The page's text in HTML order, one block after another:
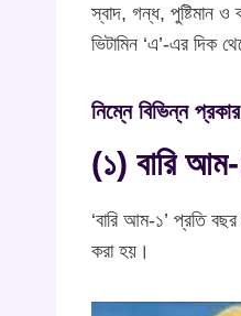
স্বাদ, গন্ধ, পুষ্টিমান ও
ভিটামিন ‘এ’-এর দিক
নিম্নে বিভিন্ন
(১) বারি আম-
‘বারি আম-১’ প্রতি
করা হয়।